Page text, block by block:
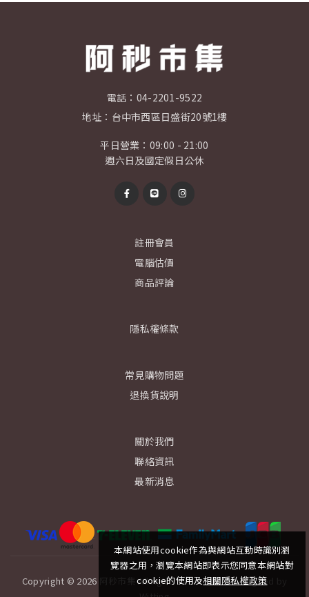
電話： 04-2201-9522
地址： 台中市西區日盛街20號1樓
平日營業：09:00 - 21:00
週六日及國定假日公休
註冊會員
電腦估價
商品評論
隱私權條款
常見購物問題
退換貨說明
關於我們
聯絡資訊
最新消息
Copyright © 2026 阿秒市集 All rights reserved.│ Designed by
本網站使用cookie作為與網站互動時識別瀏
覽器之用，瀏覽本網站即表示您同意本網站對
cookie的使用及相關隱私權政策